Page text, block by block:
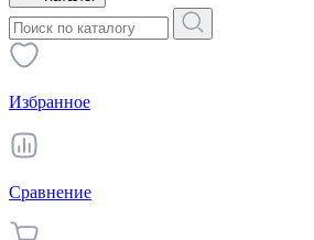
Избранное
Сравнение